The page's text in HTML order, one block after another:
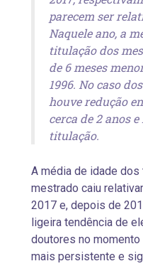
parecem ser
Naquele ano, a
titulação dos
de 6 meses
1996. No caso
houve redução
cerca de 2 anos
titulação.
A média de idade
mestrado caiu
2017 e, depois de
ligeira tendência de
doutores no
mais persistente e